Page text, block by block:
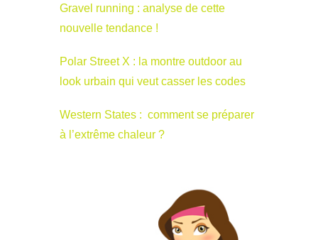
Gravel running : analyse de cette
nouvelle tendance !
Polar Street X : la montre outdoor au
look urbain qui veut casser les codes
Western States : comment se préparer
à l’extrême chaleur ?